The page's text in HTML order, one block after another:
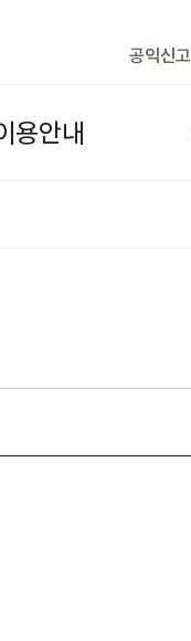
바로가기
공익신고
용안내